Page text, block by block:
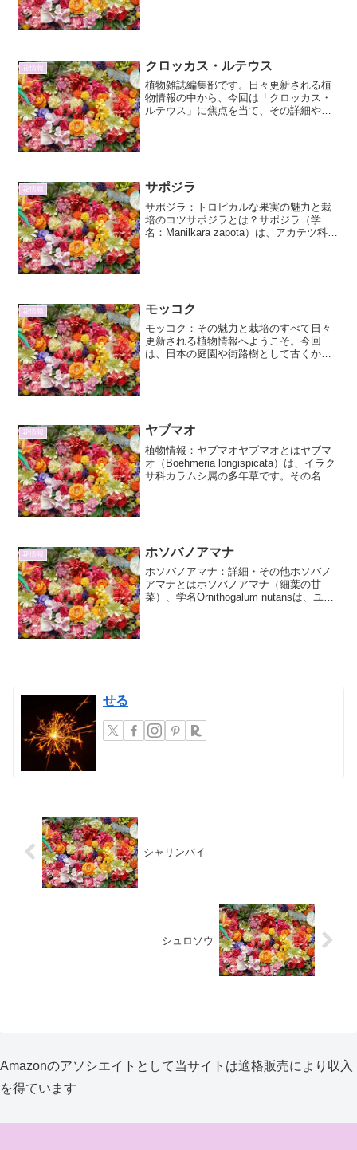
花情報 クロッカス・ルテウス
植物雑誌編集部です。日々更新される植
物情報の中から、今回は「クロッカス・
ルテウス」に焦点を当て、その詳細やそ
花情報 サポジラ
サポジラ：トロピカルな果実の魅力と栽
培のコツサポジラとは？サポジラ（学
名：Manilkara zapota）は、アカテツ科マ
花情報 モッコク
モッコク：その魅力と栽培のすべて日々
更新される植物情報へようこそ。今回
は、日本の庭園や街路樹として古くから
花情報 ヤブマオ
植物情報：ヤブマオヤブマオとはヤブマ
オ（Boehmeria longispicata）は、イラク
サ科カラムシ属の多年草です。その名前
花情報 ホソバノアマナ
ホソバノアマナ：詳細・その他ホソバノ
アマナとはホソバノアマナ（細葉の甘
菜）、学名Ornithogalum nutansは、ユリ
せる
シャリンバイ
シュロソウ
Amazonのアソシエイトとして当サイトは適格販売により収入
を得ています